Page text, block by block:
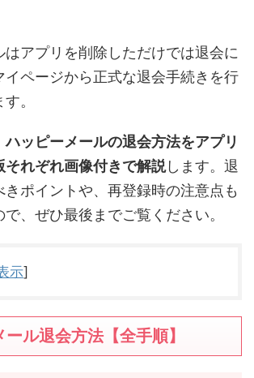
はアプリを削除しただけでは退会に
イページから正式な退会手続きを行
。
ハッピーメールの退会方法をアプリ
それぞれ画像付きで解説します。退
ポイントや、再登録時の注意点も
、ぜひ最後までご覧ください。
示]
ル退会方法【全手順】